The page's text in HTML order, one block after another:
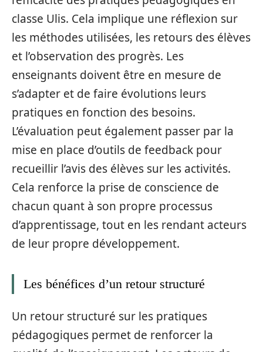
classe Ulis. Cela implique une réflexion sur
les méthodes utilisées, les retours des élèves
et l’observation des progrès. Les
enseignants doivent être en mesure de
s’adapter et de faire évolutions leurs
pratiques en fonction des besoins.
L’évaluation peut également passer par la
mise en place d’outils de feedback pour
recueillir l’avis des élèves sur les activités.
Cela renforce la prise de conscience de
chacun quant à son propre processus
d’apprentissage, tout en les rendant acteurs
de leur propre développement.
Les bénéfices d’un retour structuré
Un retour structuré sur les pratiques
pédagogiques permet de renforcer la